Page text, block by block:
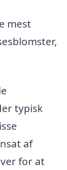
mest
typisk
af
for at